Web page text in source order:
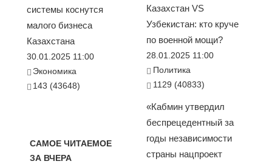
системы коснутся
малого бизнеса
Казахстана
30.01.2025 11:00
Экономика
143 (43648)
САМОЕ ЧИТАЕМОЕ
ЗА ВЧЕРА
Казахстан VS
Узбекистан: кто круче
по военной мощи?
28.01.2025 11:00
Политика
1129 (40833)
«Кабмин утвердил
беспрецедентный за
годы независимости
страны нацпроект